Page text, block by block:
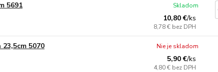
5691
10,80 €/ks
8,78 € bez DPH
Skladom
5070
5,90 €/ks
4,80 € bez DPH
Nie je skladom